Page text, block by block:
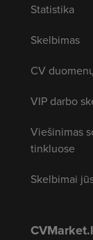
Statistika
Skelbimas
CV
VIP darbo
Viešinimas
tinkluose
Skelbimai